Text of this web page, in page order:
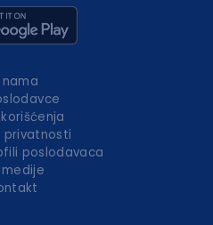
nama
privatnosti
poslodavaca
medije